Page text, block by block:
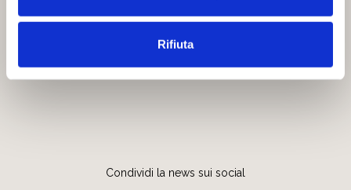
Rifiuta
Condividi la news sui social